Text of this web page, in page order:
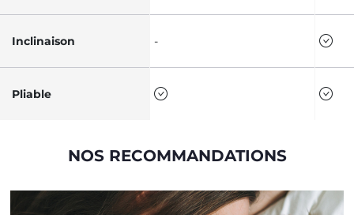
Inclinaison -
Pliable
NOS RECOMMANDATIONS